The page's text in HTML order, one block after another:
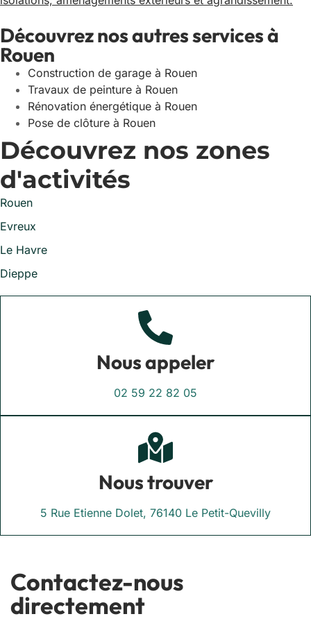
Découvrez nos autres services à
Rouen
Construction de garage à Rouen
Travaux de peinture à Rouen
Rénovation énergétique à Rouen
Pose de clôture à Rouen
Découvrez nos zones
d'activités
Rouen
Evreux
Le Havre
Dieppe
Nous appeler
02 59 22 82 05
Nous trouver
5 Rue Etienne Dolet, 76140 Le Petit-Quevilly
Contactez-nous
directement